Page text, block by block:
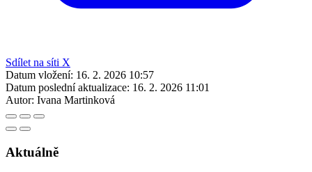
Sdílet na síti X
Datum vložení: 16. 2. 2026 10:57
Datum poslední aktualizace: 16. 2. 2026 11:01
Autor: Ivana Martinková
Aktuálně